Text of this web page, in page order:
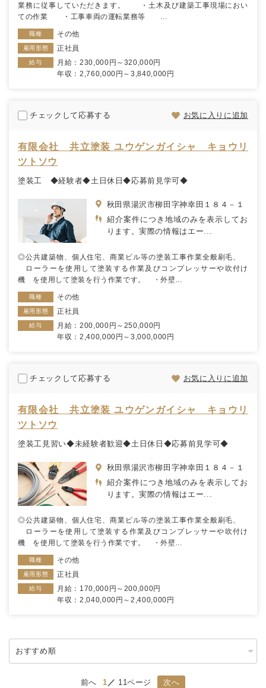
業務に従事していただきます。 ・土木及び建築工事現場におい
ての作業 ・工事車両の運転業務等 ...
職種 その他
雇用形態 正社員
給与
月給：230,000円～320,000円
年収：2,760,000円～3,840,000円
チェックして応募する お気に入りに追加
有限会社 共立塗装 ユウゲンガイシャ キョウリ
ツトソウ
塗装工 ◆経験者◆土日休日◆応募前見学可◆
秋田県湯沢市柳田字神幸田１８４－１
紹介案件につき地域のみを表示してお
ります。実際の情報はエー...
◎公共建築物、個人住宅、商業ビル等の塗装工事作業全般刷毛、
ローラーを使用して塗装する作業及びコンプレッサーや吹付け
機 を使用して塗装を行う作業です。 ・外壁...
職種 その他
雇用形態 正社員
給与
月給：200,000円～250,000円
年収：2,400,000円～3,000,000円
チェックして応募する お気に入りに追加
有限会社 共立塗装 ユウゲンガイシャ キョウリ
ツトソウ
塗装工見習い◆未経験者歓迎◆土日休日◆応募前見学可◆
秋田県湯沢市柳田字神幸田１８４－１
紹介案件につき地域のみを表示してお
ります。実際の情報はエー...
◎公共建築物、個人住宅、商業ビル等の塗装工事作業全般刷毛、
ローラーを使用して塗装する作業及びコンプレッサーや吹付け
機 を使用して塗装を行う作業です。 ・外壁...
職種 その他
雇用形態 正社員
給与
月給：170,000円～200,000円
年収：2,040,000円～2,400,000円
前へ 1 11ページ 次へ